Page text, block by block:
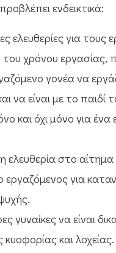
ενδεικτικά:
ελευθερίες για τους
του χρόνου εργασίας,
γονέα να
να είναι με το παιδί
και όχι μόνο για ένα
ελευθερία στο
εργαζόμενος για
γυναίκες να είναι
και λοχείας.